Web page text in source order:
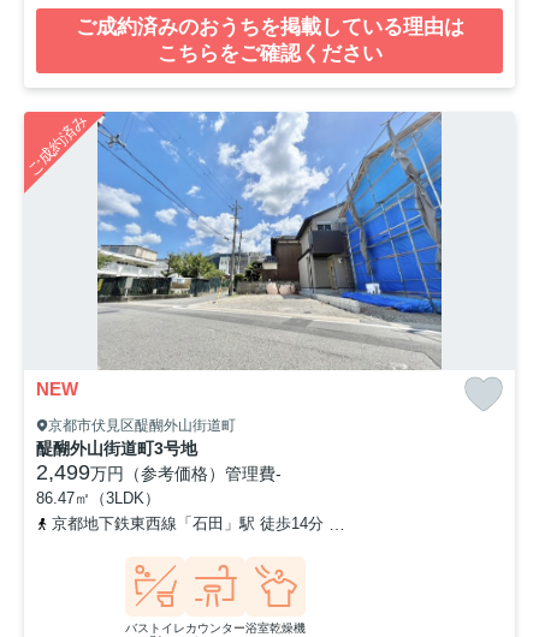
ご成約済みのおうちを掲載している理由は
こちらをご確認ください
ご成約済み
NEW
京都市伏見区醍醐外山街道町
醍醐外山街道町3号地
2,499万円（参考価格） 管理費-
86.47㎡（3LDK）
京都地下鉄東西線「石田」駅 徒歩14分
バストイレカウンター浴室乾燥機